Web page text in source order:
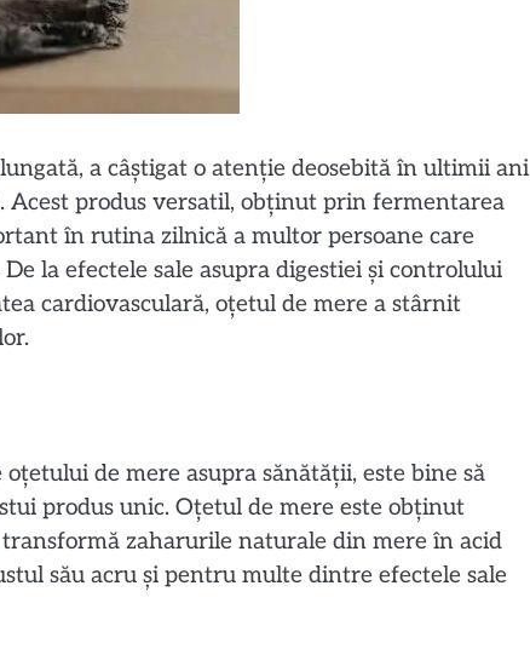
a câștigat o atenție deosebită în ultimii ani
produs versatil, obținut prin fermentarea
în rutina zilnică a multor persoane care
la efectele sale asupra digestiei și controlului
cardiovasculară, oțetul de mere a stârnit
de mere asupra sănătății, este bine să
produs unic. Oțetul de mere este obținut
zaharurile naturale din mere în acid
său acru și pentru multe dintre efectele sale